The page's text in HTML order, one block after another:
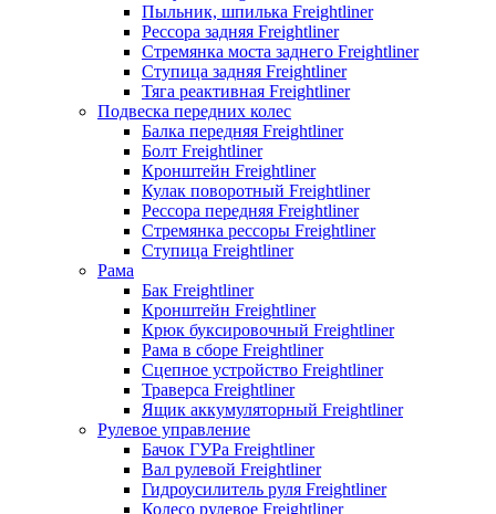
Пыльник, шпилька Freightliner
Рессора задняя Freightliner
Стремянка моста заднего Freightliner
Ступица задняя Freightliner
Тяга реактивная Freightliner
Подвеска передних колес
Балка передняя Freightliner
Болт Freightliner
Кронштейн Freightliner
Кулак поворотный Freightliner
Рессора передняя Freightliner
Стремянка рессоры Freightliner
Ступица Freightliner
Рама
Бак Freightliner
Кронштейн Freightliner
Крюк буксировочный Freightliner
Рама в сборе Freightliner
Сцепное устройство Freightliner
Траверса Freightliner
Ящик аккумуляторный Freightliner
Рулевое управление
Бачок ГУРа Freightliner
Вал рулевой Freightliner
Гидроусилитель руля Freightliner
Колесо рулевое Freightliner